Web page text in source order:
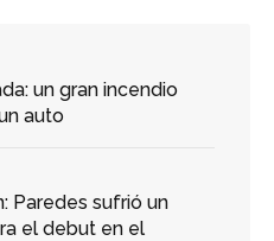
un gran incendio
auto
Paredes sufrió un
el debut en el